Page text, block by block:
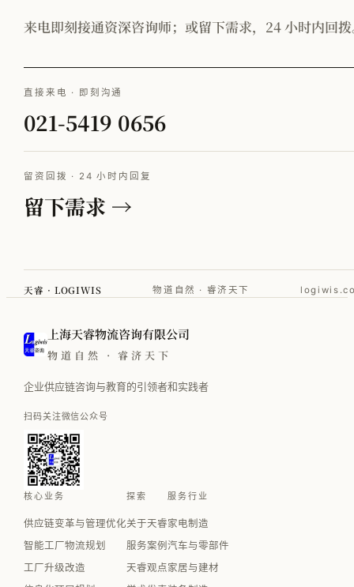
来电即刻接通资深咨询师；或留下需求，24 小时内回
直接来电 · 即刻沟通
021-5419 0656
留资回拨 · 24 小时内回复
留下需求 →
天睿 · LOGIWIS 物道自然 · 睿济天下
上海天睿物流咨询有限公司
物道自然 · 睿济天下
企业供应链咨询与教育的引领者和实践者
扫码关注微信公众号
核心业务
供应链变革与管理优化
智能工厂物流规划
工厂升级改造
探索
关于天睿
服务案例
天睿观点
服务行业
家电制造
汽车与零部件
家居与建材